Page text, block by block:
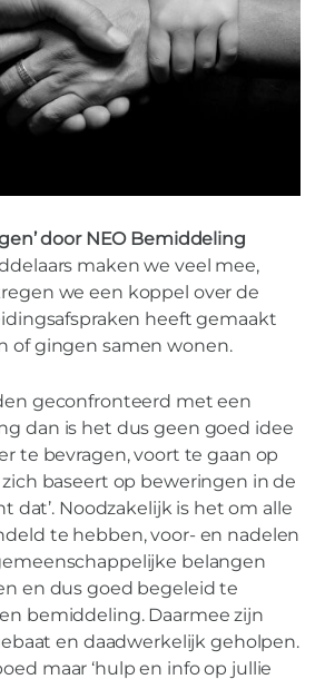
door NEO Bemiddeling
maken we veel mee,
we een koppel over de
heeft gemaakt
of gingen samen wonen.
geconfronteerd met een
dan is het dus geen goed idee
te bevragen, voort te gaan op
baseert op beweringen in de
dat’. Noodzakelijk is het om alle
te hebben, voor- en nadelen
belangen
en dus goed begeleid te
bemiddeling. Daarmee zijn
en daadwerkelijk geholpen.
maar ‘hulp en info op jullie